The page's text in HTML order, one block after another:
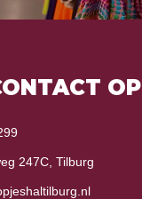
OP
247C, Tilburg